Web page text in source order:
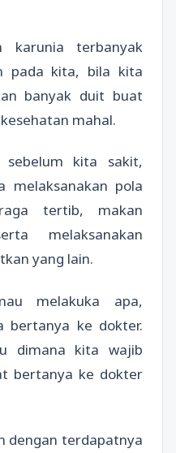
karunia terbanyak
pada kita, bila kita
banyak duit buat
mahal.
kita sakit,
melaksanakan pola
tertib, makan
melaksanakan
yang lain.
melakuka apa,
bertanya ke dokter.
dimana kita wajib
bertanya ke dokter
dengan terdapatnya